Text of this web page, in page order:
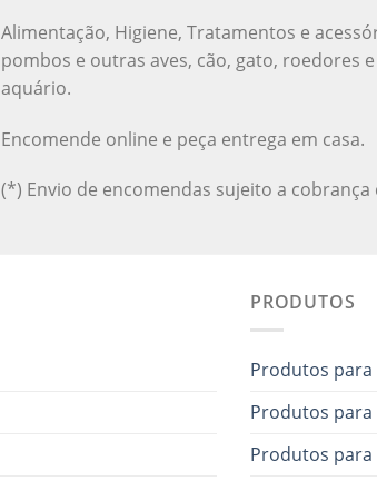
Alimentação, Higiene, Tratamentos e
pombos e outras aves, cão, gato, roedores
aquário.
Encomende online e peça entrega em casa.
(*) Envio de encomendas sujeito a cobrança
PRODUTOS
Produtos para
Produtos
Produtos para